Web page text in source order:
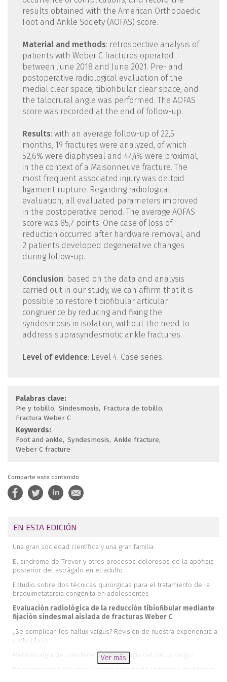
results obtained with the American Orthopaedic
Foot and Ankle Society (AOFAS) score.
Material and methods: retrospective analysis of
patients with Weber C fractures operated
between June 2018 and June 2021. Pre- and
postoperative radiological evaluation of the
medial clear space, tibiofibular clear space, and
the talocrural angle was performed. The AOFAS
score was recorded at the end of follow-up.
Results: with an average follow-up of 22,5
months, 19 fractures were analyzed, of which
52,6% were diaphyseal and 47,4% were proximal,
in the context of a Maisonneuve fracture. The
most frequent associated injury was deltoid
ligament rupture. Regarding radiological
evaluation, all evaluated parameters improved
in the postoperative period. The average AOFAS
score was 85,7 points. One case of loss of
reduction occurred after hardware removal, and
2 patients developed degenerative changes
during follow-up.
Conclusion: based on the data and analysis
carried out in our study, we can affirm that it is
possible to restore tibiofibular articular
congruence by reducing and fixing the
syndesmosis in isolation, without the need to
address suprasyndesmotic ankle fractures.
Level of evidence: Level 4. Case series.
Palabras clave:
Pie y tobillo Sindesmosis
Fractura de tobillo
Fractura Weber C
Keywords:
Foot and ankle Syndesmosis Ankle fracture
Weber C fracture
Comparte este contenido
EN ESTA EDICIÓN
Una gran sociedad científica y una gran familia
El síndrome de Trevor y otros procesos dolorosos de la apófisis
posterior del astrágalo en el adulto
Estudio sobre dos técnicas quirúrgicas para el tratamiento de la
braquimetatarsia congénita en adolescentes
Evaluación radiológica de la reducción tibiofibular mediante
fijación sindesmal aislada de fracturas Weber C
¿Se complican los hallux valgus? Revisión de nuestra experiencia a
corto plazo
Metatarsalgia de transferencia tras cirugía del hallux valgus
Reconstrucción del canal peroneo mediante la técnica de bloque
Ver más